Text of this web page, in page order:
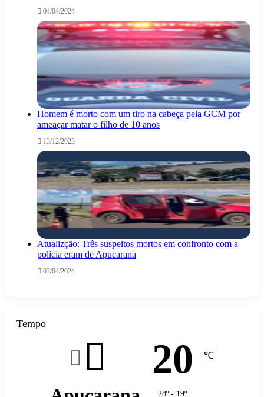
04/04/2024
Homem é morto com um tiro na cabeça pela GCM por
ameaçar matar o filho de 10 anos
13/12/2023
Atualizção: Três suspeitos mortos em confronto com a
polícia eram de Apucarana
03/04/2024
Tempo
20 ℃
28º - 19º